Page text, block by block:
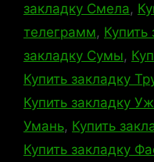
закладку Смела,
телеграмм, Купить
закладку Сумы,
Купить закладку
Купить закладку
Умань, Купить
Купить закладку